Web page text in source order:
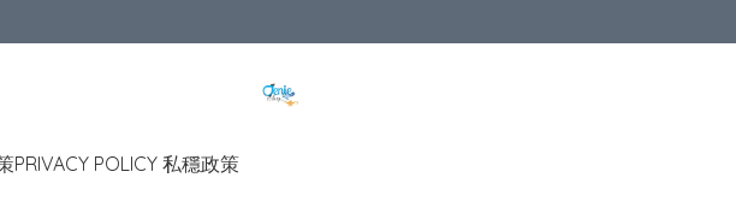
PRIVACY POLICY 私穩政策